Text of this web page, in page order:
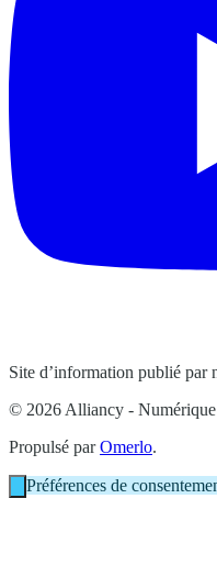
Site d’information publié par
© 2026 Alliancy - Numérique
Propulsé parOmerlo.
Préférences de